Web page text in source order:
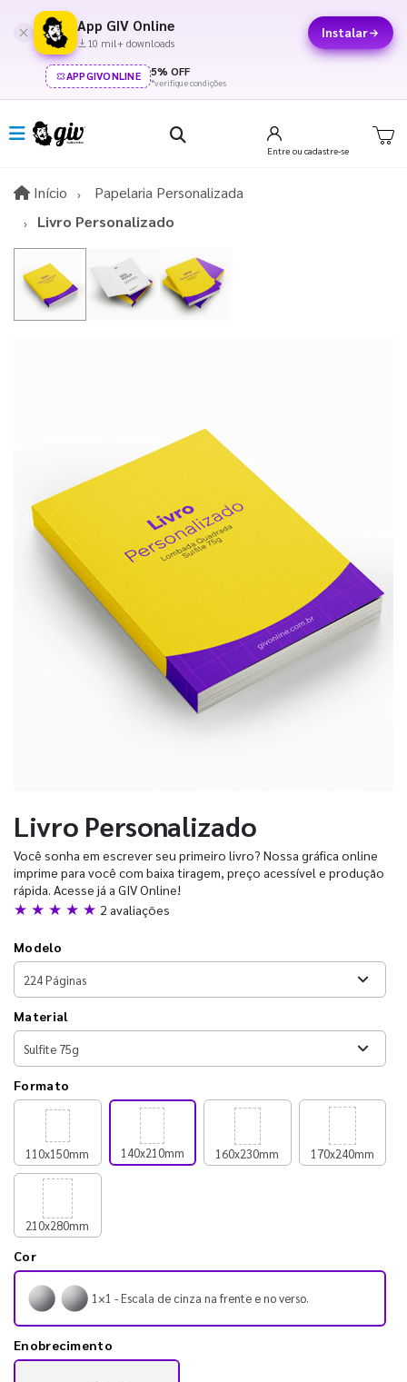
App GIV Online
10 mil+ downloads
Instalar
APPGIVONLINE 5% OFF
*verifique condições
Entre ou cadastre-se
Início InícioPapelaria Personalizada
Livro Personalizado
Livro Personalizado
Você sonha em escrever seu primeiro livro? Nossa gráfica online
imprime para você com baixa tiragem, preço acessível e produção
rápida. Acesse já a GIV Online!
★ ★ ★ ★ ★ 2 avaliações
Modelo
Material
Formato
110x150mm 140x210mm 160x230mm 170x240mm
210x280mm
Cor
1×1 - Escala de cinza na frente e no verso.
Enobrecimento